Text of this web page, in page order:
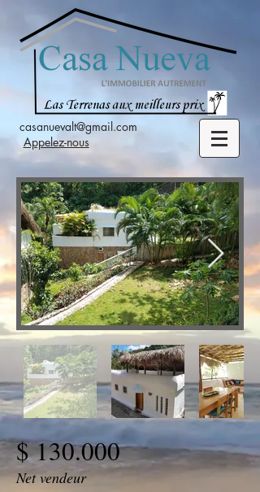
casanuevalt@gmail.com
Appelez-nous
$ 130.000
Net vendeur